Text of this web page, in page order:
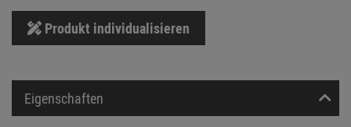
Produkt individualisieren
Eigenschaften